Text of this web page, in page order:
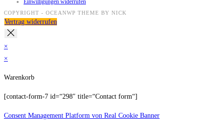
COPYRIGHT - OCEANWP THEME BY NICK
Vertrag widerrufen
×
×
Warenkorb
[contact-form-7 id=“298″ title=“Contact form“]
Consent Management Platform von Real Cookie Banner